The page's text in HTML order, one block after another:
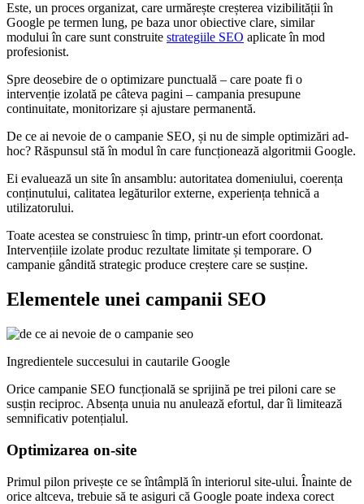
Este, un proces organizat, care urmărește creșterea vizibilității în
Google pe termen lung, pe baza unor obiective clare, similar
modului în care sunt construite strategiile SEO aplicate în mod
profesionist.
Spre deosebire de o optimizare punctuală – care poate fi o
intervenție izolată pe câteva pagini – campania presupune
continuitate, monitorizare și ajustare permanentă.
De ce ai nevoie de o campanie SEO, și nu de simple optimizări ad-
hoc? Răspunsul stă în modul în care funcționează algoritmii Google.
Ei evaluează un site în ansamblu: autoritatea domeniului, coerența
conținutului, calitatea legăturilor externe, experiența tehnică a
utilizatorului.
Toate acestea se construiesc în timp, printr-un efort coordonat.
Intervențiile izolate produc rezultate limitate și temporare. O
campanie gândită strategic produce creștere care se susține.
Elementele unei campanii SEO
Ingredientele succesului in cautarile Google
Orice campanie SEO funcțională se sprijină pe trei piloni care se
susțin reciproc. Absența unuia nu anulează efortul, dar îi limitează
semnificativ potențialul.
Optimizarea on-site
Primul pilon privește ce se întâmplă în interiorul site-ului. Înainte de
orice altceva, trebuie să te asiguri că Google poate indexa corect